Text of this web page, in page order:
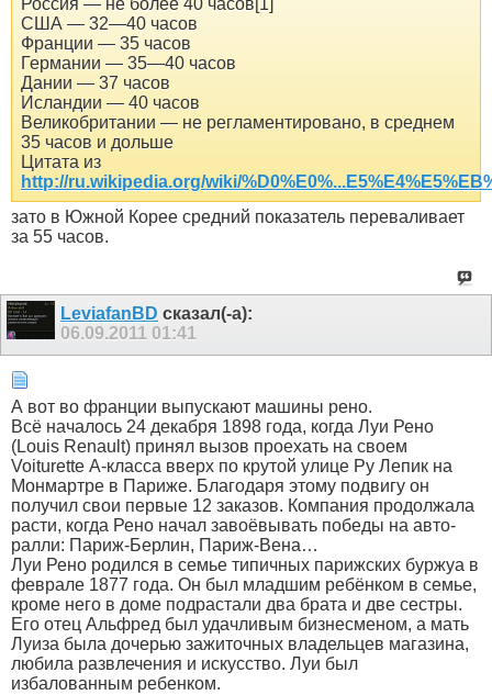
США — 32—40 часов
Франции — 35 часов
Германии — 35—40 часов
Дании — 37 часов
Исландии — 40 часов
Великобритании — не регламентировано, в среднем
35 часов и дольше
Цитата из
http://ru.wikipedia.org/wiki/
зато в Южной Корее средний показатель переваливает
за 55 часов.
LeviafanBD сказал(-а):
06.09.2011 01:41
А вот во франции выпускают машины рено.
Всё началось 24 декабря 1898 года, когда Луи Рено
(Louis Renault) принял вызов проехать на своем
Voiturette А-класса вверх по крутой улице Ру Лепик на
Монмартре в Париже. Благодаря этому подвигу он
получил свои первые 12 заказов. Компания продолжала
расти, когда Рено начал завоёвывать победы на авто-
ралли: Париж-Берлин, Париж-Вена…
Луи Рено родился в семье типичных парижских буржуа в
феврале 1877 года. Он был младшим ребёнком в семье,
кроме него в доме подрастали два брата и две сестры.
Его отец Альфред был удачливым бизнесменом, а мать
Луиза была дочерью зажиточных владельцев магазина,
любила развлечения и искусство. Луи был
избалованным ребенком.